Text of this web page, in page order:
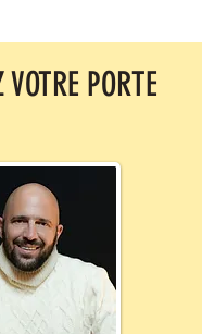
PORTE